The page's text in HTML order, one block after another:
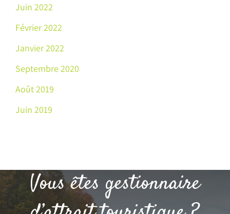
Juin 2022
Février 2022
Janvier 2022
Septembre 2020
Août 2019
Juin 2019
Vous êtes gestionnaire